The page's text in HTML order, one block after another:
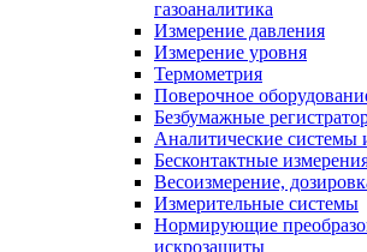
газоаналитика
Измерение давления
Измерение уровня
Термометрия
Поверочное
Безбумажные
Аналитические системы
Бесконтактные
Весоизмерение,
Измерительные системы
Нормирующие
искрозащиты